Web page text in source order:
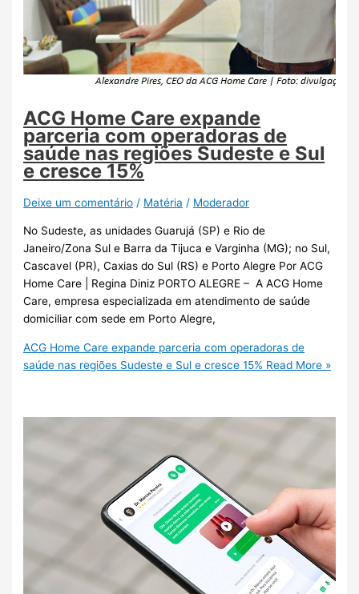
ACG Home Care expande
parceria com operadoras de
saúde nas regiões Sudeste e Sul
e cresce 15%
Deixe um comentário / Matéria / Moderador
No Sudeste, as unidades Guarujá (SP) e Rio de
Janeiro/Zona Sul e Barra da Tijuca e Varginha (MG); no Sul,
Cascavel (PR), Caxias do Sul (RS) e Porto Alegre Por ACG
Home Care | Regina Diniz PORTO ALEGRE – A ACG Home
Care, empresa especializada em atendimento de saúde
domiciliar com sede em Porto Alegre,
ACG Home Care expande parceria com operadoras de
saúde nas regiões Sudeste e Sul e cresce 15% Read More »